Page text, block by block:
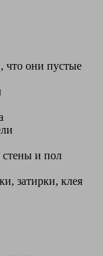
они пустые
стены и пол
затирки, клея